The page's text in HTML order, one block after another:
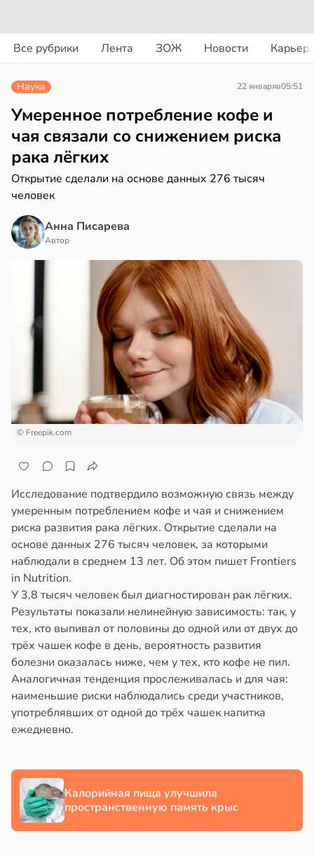
Все рубрики Лента ЗОЖ Новости
в19:49
13:55
в21:42
20:58
Наука 22 январяв05:51
Умеренное потребление кофе и
чая связали со снижением риска
рака лёгких
Открытие сделали на основе данных 276 тысяч
человек
Анна Писарева
Автор
© Freepik.com
Исследование подтвердило возможную связь между
умеренным потреблением кофе и чая и снижением
риска развития рака лёгких. Открытие сделали на
основе данных 276 тысяч человек, за которыми
наблюдали в среднем 13 лет. Об этом пишет Frontiers
in Nutrition.
У 3,8 тысяч человек был диагностирован рак лёгких.
Результаты показали нелинейную зависимость: так, у
тех, кто выпивал от половины до одной или от двух до
трёх чашек кофе в день, вероятность развития
болезни оказалась ниже, чем у тех, кто кофе не пил.
Аналогичная тенденция прослеживалась и для чая:
наименьшие риски наблюдались среди участников,
употреблявших от одной до трёх чашек напитка
ежедневно.
Калорийная пища улучшила
пространственную память крыс
в19:27
в 16:23
17:40
19:20